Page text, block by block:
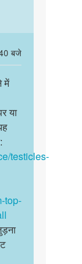
बजे
में
या
testicles-
top-